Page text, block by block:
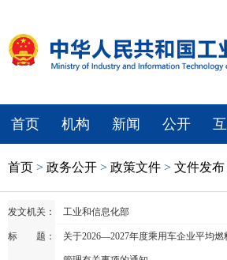
首页 机构 新闻 公开
首页 > 政务公开 > 政策文件 > 文件发布
发文机关： 工业和信息化部
标 题： 关于2026—2027年度乘用车企业平均